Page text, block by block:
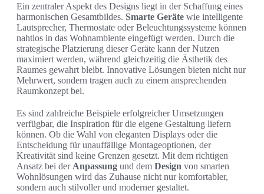
Ein zentraler Aspekt des Designs liegt in der Schaffung eines
harmonischen Gesamtbildes. Smarte Geräte wie intelligente
Lautsprecher, Thermostate oder Beleuchtungssysteme können
nahtlos in das Wohnambiente eingefügt werden. Durch die
strategische Platzierung dieser Geräte kann der Nutzen
maximiert werden, während gleichzeitig die Ästhetik des
Raumes gewahrt bleibt. Innovative Lösungen bieten nicht nur
Mehrwert, sondern tragen auch zu einem ansprechenden
Raumkonzept bei.
Es sind zahlreiche Beispiele erfolgreicher Umsetzungen
verfügbar, die Inspiration für die eigene Gestaltung liefern
können. Ob die Wahl von eleganten Displays oder die
Entscheidung für unauffällige Montageoptionen, der
Kreativität sind keine Grenzen gesetzt. Mit dem richtigen
Ansatz bei der Anpassung und dem Design von smarten
Wohnlösungen wird das Zuhause nicht nur komfortabler,
sondern auch stilvoller und moderner gestaltet.